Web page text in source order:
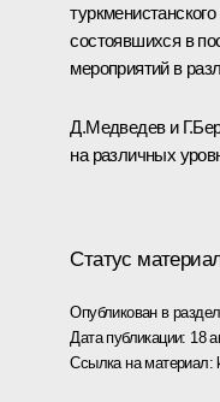
состоявшихся в
мероприятий в
Д.Медведев и
на различных
Статус
Опубликован в
Дата публикации: 18
Ссылка на материал: